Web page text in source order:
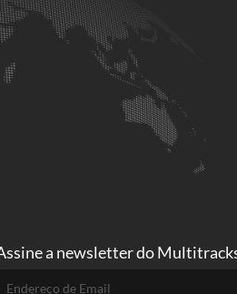
a newsletter do